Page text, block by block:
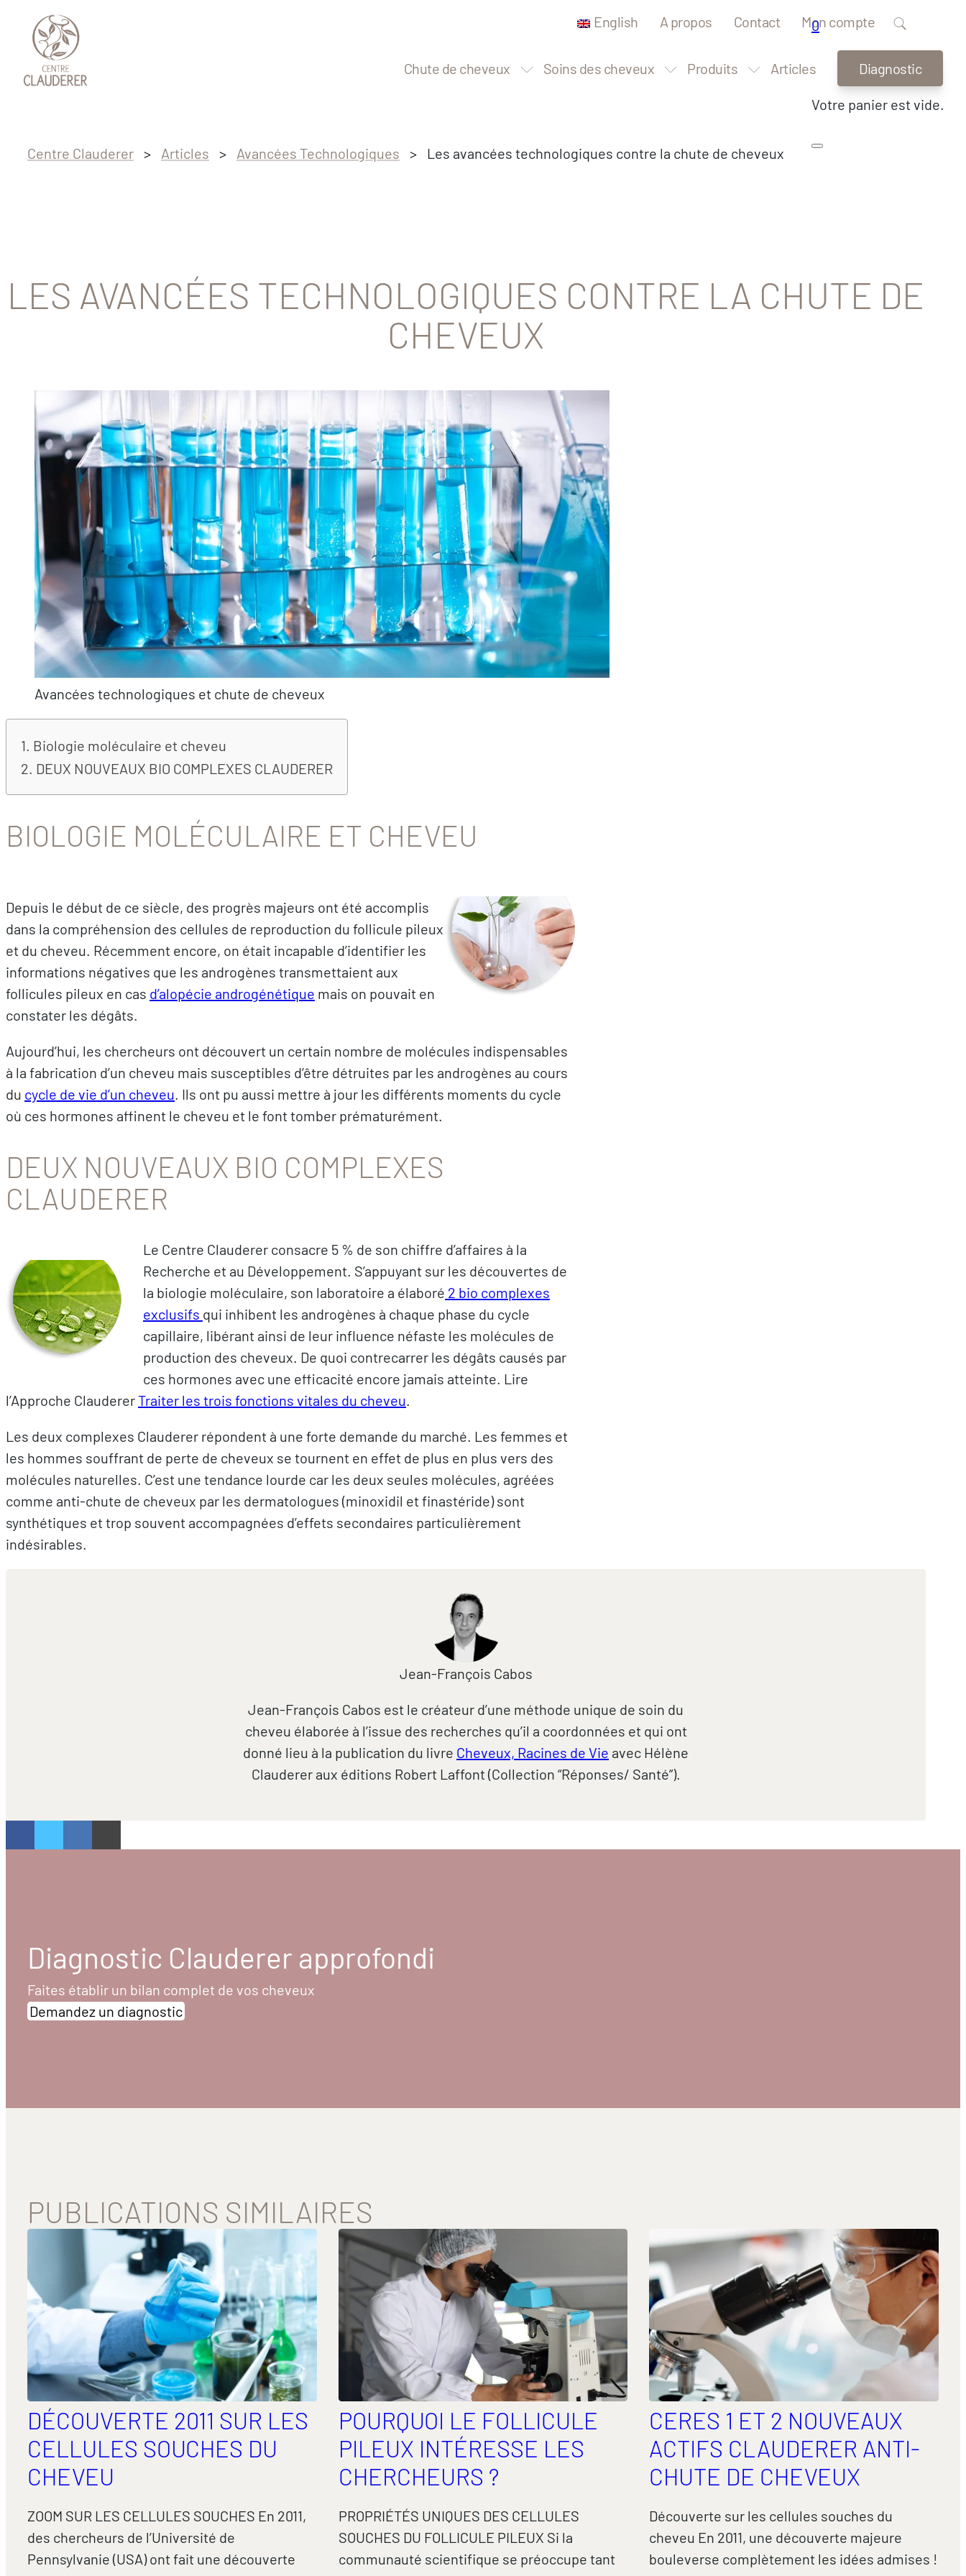
Passer au contenu principal
Passer au pied de page Chute de cheveux Soins des cheveux Produits Articles Diagnostic
English A propos Contact Mon compte
0
Votre panier est vide.
Centre Clauderer > Articles > Avancées Technologiques > Les avancées technologiques contre la chute de cheveux
LES AVANCÉES TECHNOLOGIQUES CONTRE LA CHUTE DE
CHEVEUX
Avancées technologiques et chute de cheveux
Biologie moléculaire et cheveu
DEUX NOUVEAUX BIO COMPLEXES CLAUDERER
BIOLOGIE MOLÉCULAIRE ET CHEVEU
Depuis le début de ce siècle, des progrès majeurs ont été accomplis
dans la compréhension des cellules de reproduction du follicule pileux
et du cheveu. Récemment encore, on était incapable d’identifier les
informations négatives que les androgènes transmettaient aux
follicules pileux en cas d’alopécie androgénétique mais on pouvait en
constater les dégâts.
Aujourd’hui, les chercheurs ont découvert un certain nombre de molécules indispensables
à la fabrication d’un cheveu mais susceptibles d’être détruites par les androgènes au cours
du cycle de vie d’un cheveu. Ils ont pu aussi mettre à jour les différents moments du cycle
où ces hormones affinent le cheveu et le font tomber prématurément.
DEUX NOUVEAUX BIO COMPLEXES
CLAUDERER
Le Centre Clauderer consacre 5 % de son chiffre d’affaires à la
Recherche et au Développement. S’appuyant sur les découvertes de
la biologie moléculaire, son laboratoire a élaboré 2 bio complexes
exclusifs qui inhibent les androgènes à chaque phase du cycle
capillaire, libérant ainsi de leur influence néfaste les molécules de
production des cheveux. De quoi contrecarrer les dégâts causés par
ces hormones avec une efficacité encore jamais atteinte. Lire
l’Approche ClaudererTraiter les trois fonctions vitales du cheveu
Les deux complexes Clauderer répondent à une forte demande du marché. Les femmes et
les hommes souffrant de perte de cheveux se tournent en effet de plus en plus vers des
molécules naturelles. C’est une tendance lourde car les deux seules molécules, agréées
comme anti-chute de cheveux par les dermatologues (minoxidil et finastéride) sont
synthétiques et trop souvent accompagnées d’effets secondaires particulièrement
indésirables.
Jean-François Cabos
Jean-François Cabos est le créateur d’une méthode unique de soin du
cheveu élaborée à l’issue des recherches qu’il a coordonnées et qui ont
donné lieu à la publication du livre Cheveux, Racines de Vie avec Hélène
Clauderer aux éditions Robert Laffont (Collection “Réponses/ Santé”).
Diagnostic Clauderer approfondi
Faites établir un bilan complet de vos cheveux
Demandez un diagnostic
PUBLICATIONS SIMILAIRES
DÉCOUVERTE 2011 SUR LES
CELLULES SOUCHES DU
CHEVEU
ZOOM SUR LES CELLULES SOUCHES En 2011,
des chercheurs de l’Université de
Pennsylvanie (USA) ont fait une découverte
POURQUOI LE FOLLICULE
PILEUX INTÉRESSE LES
CHERCHEURS ?
PROPRIÉTÉS UNIQUES DES CELLULES
SOUCHES DU FOLLICULE PILEUX Si la
communauté scientifique se préoccupe tant
CERES 1 ET 2 NOUVEAUX
ACTIFS CLAUDERER ANTI-
CHUTE DE CHEVEUX
Découverte sur les cellules souches du
cheveu En 2011, une découverte majeure
bouleverse complètement les idées admises !